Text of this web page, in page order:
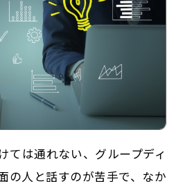
運営会社
ては通れない、グループディ
の人と話すのが苦手で、なか